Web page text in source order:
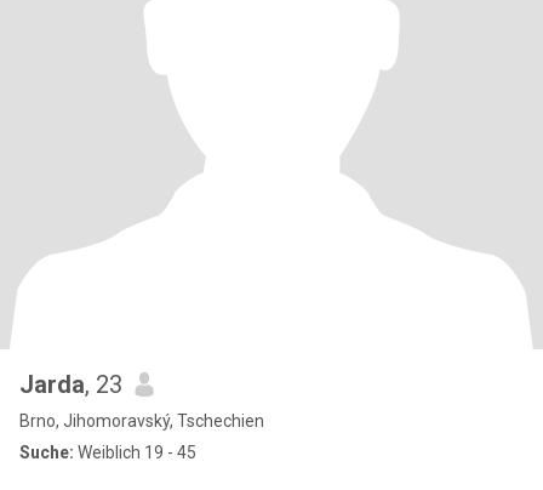
Jarda, 23
Brno, Jihomoravský, Tschechien
Suche: Weiblich 19 - 45